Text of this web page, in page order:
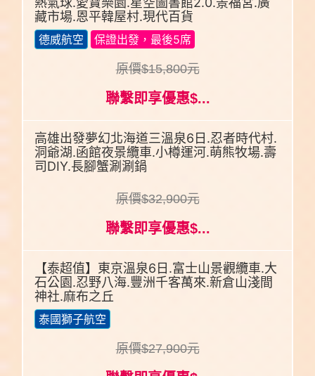
藏市場.恩平韓屋村.現代百貨
德威航空 保證出發，最後5席
原價$15,800元
聯繫即享優惠$...
高雄出發夢幻北海道三溫泉6日.忍者時代村.
洞爺湖.函館夜景纜車.小樽運河.萌熊牧場.壽
司DIY.長腳蟹涮涮鍋
原價$32,900元
聯繫即享優惠$...
【泰超值】東京溫泉6日.富士山景觀纜車.大
石公園.忍野八海.豐洲千客萬來.新倉山淺間
神社.麻布之丘
泰國獅子航空
原價$27,900元